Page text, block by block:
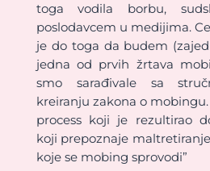
toga vodila borbu,
poslodavcem u medijima.
je do toga da budem
jedna od prvih žrtava
smo sarađivale sa
kreiranju zakona o
process koji je rezultirao
koji prepoznaje
koje se mobing sprovodi”